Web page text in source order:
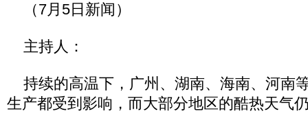
（7月5日新闻）
主持人：
持续的高温下，广州、湖南、海南、河南
生产都受到影响，而大部分地区的酷热天气